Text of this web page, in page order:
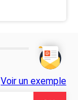
Voir un exemple